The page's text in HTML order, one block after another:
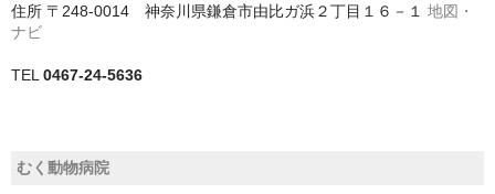
流山市
浦安市
習志野市
住所 〒248-0014 神奈川県鎌倉市由比ガ浜２丁目１６－１ 地図・
ナビ
TEL 0467-24-5636
むく動物病院